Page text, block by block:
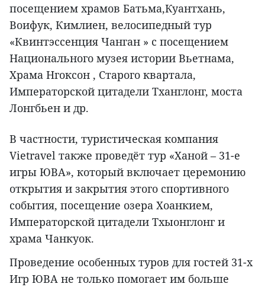
посещением храмов Батьма,Куантхань,
Воифук, Кимлиен, велосипедный тур
«Квинтэссенция Чанган » с посещением
Национального музея истории Вьетнама,
Храма Нгоксон , Старого квартала,
Императорской цитадели Тханглонг, моста
Лонгбьен и др.
В частности, туристическая компания
Vietravel также проведёт тур «Ханой – 31-е
игры ЮВА», который включает церемонию
открытия и закрытия этого спортивного
события, посещение озера Хоанкием,
Императорской цитадели Тхыонглонг и
храма Чанкуок.
Проведение особенных туров для гостей 31-х
Игр ЮВА не только помогает им больше